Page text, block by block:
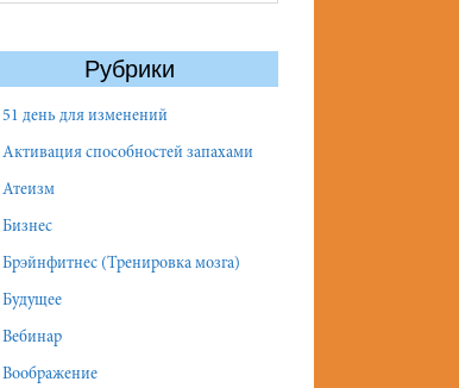
Рубрики
51 день для изменений
Активация способностей запахами
Атеизм
Бизнес
Брэйнфитнес (Тренировка мозга)
Будущее
Вебинар
Воображение